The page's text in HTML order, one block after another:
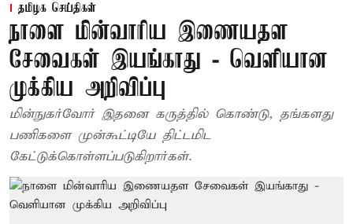
தமிழக செய்திகள்
நாளை மின்வாரிய இணையதள
சேவைகள் இயங்காது - வெளியான
முக்கிய அறிவிப்பு
மின்நுகர்வோர் இதனை கருத்தில் கொண்டு, தங்களது
பணிகளை முன்கூட்டியே திட்டமிட
கேட்டுக்கொள்ளப்படுகிறார்கள்.